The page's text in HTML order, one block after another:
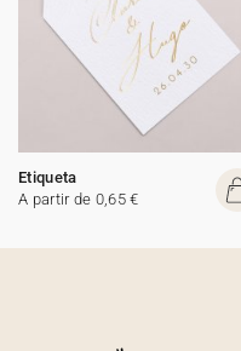
Etiqueta
A partir de 0,65 €